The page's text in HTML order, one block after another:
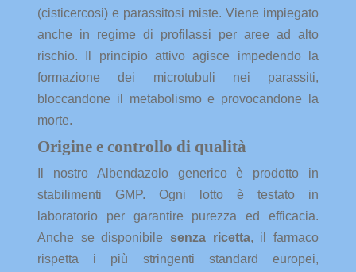
(cisticercosi) e parassitosi miste. Viene impiegato
anche in regime di profilassi per aree ad alto
rischio. Il principio attivo agisce impedendo la
formazione dei microtubuli nei parassiti,
bloccandone il metabolismo e provocandone la
morte.
Origine e controllo di qualità
Il nostro Albendazolo generico è prodotto in
stabilimenti GMP. Ogni lotto è testato in
laboratorio per garantire purezza ed efficacia.
Anche se disponibile senza ricetta, il farmaco
rispetta i più stringenti standard europei,